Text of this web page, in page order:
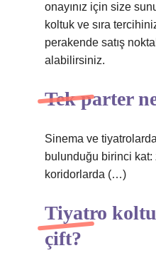
onayınız için size
koltuk ve sıra
perakende satış
alabilirsiniz.
Tek parter
Sinema ve
bulunduğu birinci kat:
koridorlarda (…)
Tiyatro
çift?